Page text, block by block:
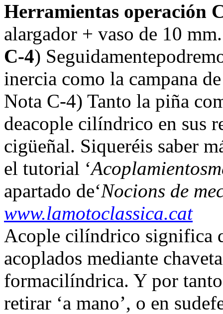
Herramientas operación
alargador + vaso de 10 mm.
C-4)
inercia como la campana
Nota C-4) Tanto la piña
deacople cilíndrico en sus
cigüeñal. Siqueréis saber
el tutorial ‘
apartado de‘Nocions de
www.lamotoclassica.cat
Acople cilíndrico significa
acoplados mediante
formacilíndrica. Y por
retirar ‘a mano’, o en